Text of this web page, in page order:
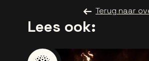
Terug naar
Lees ook: